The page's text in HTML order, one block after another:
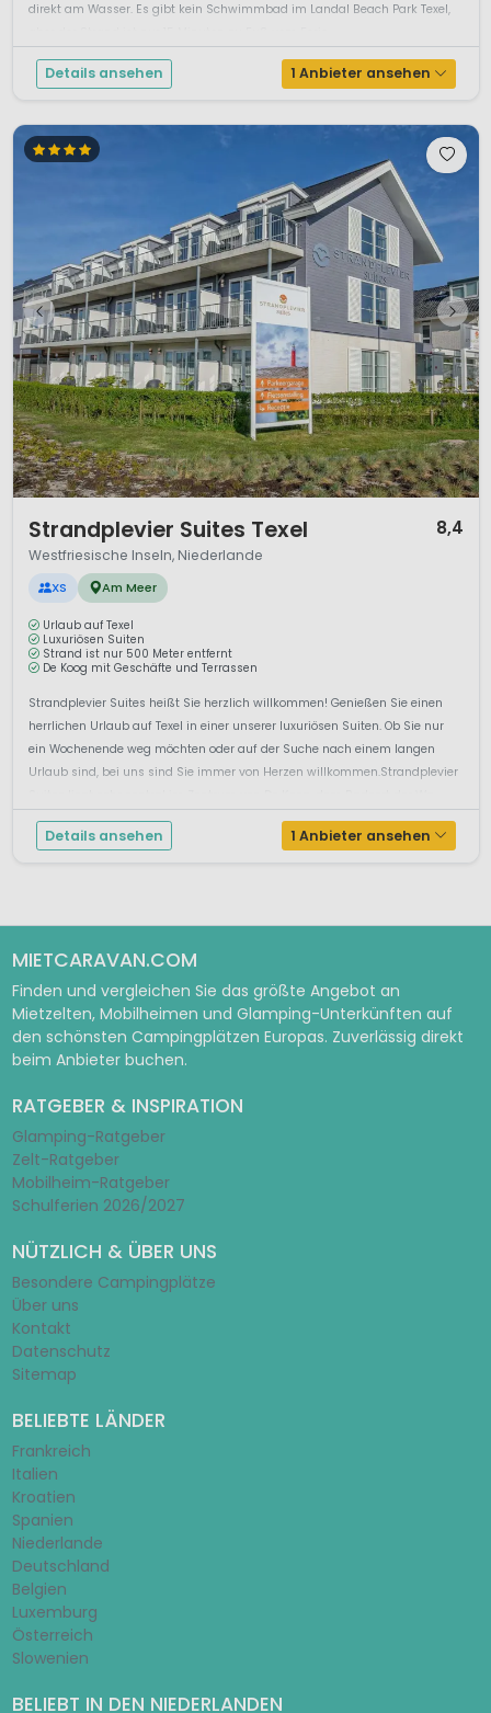
direkt am Wasser. Es gibt kein Schwimmbad im Landal Beach Park Texel,
Details ansehen 1 Anbieter ansehen
Strandplevier Suites Texel 8,4
Westfriesische Inseln, Niederlande
XS Am Meer
Urlaub auf Texel
Luxuriösen Suiten
Strand ist nur 500 Meter entfernt
De Koog mit Geschäfte und Terrassen
Strandplevier Suites heißt Sie herzlich willkommen! Genießen Sie einen
herrlichen Urlaub auf Texel in einer unserer luxuriösen Suiten. Ob Sie nur
ein Wochenende weg möchten oder auf der Suche nach einem langen
Urlaub sind, bei uns sind Sie immer von Herzen willkommen.Strandplevier
Details ansehen 1 Anbieter ansehen
MIETCARAVAN.COM
Finden und vergleichen Sie das größte Angebot an
Mietzelten, Mobilheimen und Glamping-Unterkünften auf
den schönsten Campingplätzen Europas. Zuverlässig direkt
beim Anbieter buchen.
RATGEBER & INSPIRATION
Glamping-Ratgeber
Zelt-Ratgeber
Mobilheim-Ratgeber
Schulferien 2026/2027
NÜTZLICH & ÜBER UNS
Besondere Campingplätze
Über uns
Kontakt
Datenschutz
Sitemap
BELIEBTE LÄNDER
Frankreich
Italien
Kroatien
Spanien
Niederlande
Deutschland
Belgien
Luxemburg
Österreich
Slowenien
BELIEBT IN DEN NIEDERLANDEN